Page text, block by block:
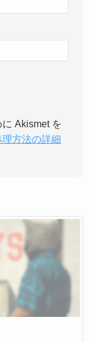
Akismet を
方法の詳細